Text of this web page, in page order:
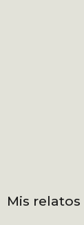
Mis relatos